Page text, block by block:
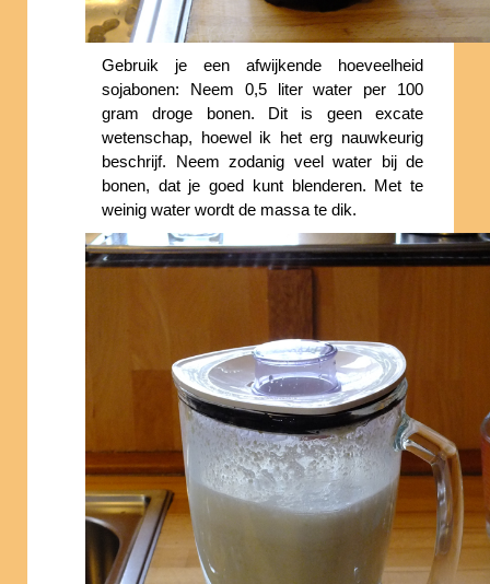
Gebruik je een afwijkende hoeveelheid
sojabonen: Neem 0,5 liter water per 100
gram droge bonen. Dit is geen excate
wetenschap, hoewel ik het erg nauwkeurig
beschrijf. Neem zodanig veel water bij de
bonen, dat je goed kunt blenderen. Met te
weinig water wordt de massa te dik.